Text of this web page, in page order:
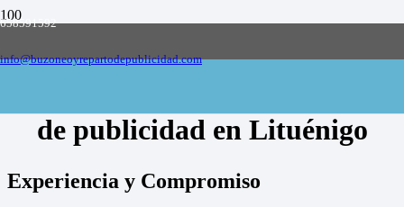
658591592
info@buzoneoyrepartodepublicidad.com
Empresa de buzoneo y reparto de publicidad
de publicidad en Lituénigo
Experiencia y Compromiso